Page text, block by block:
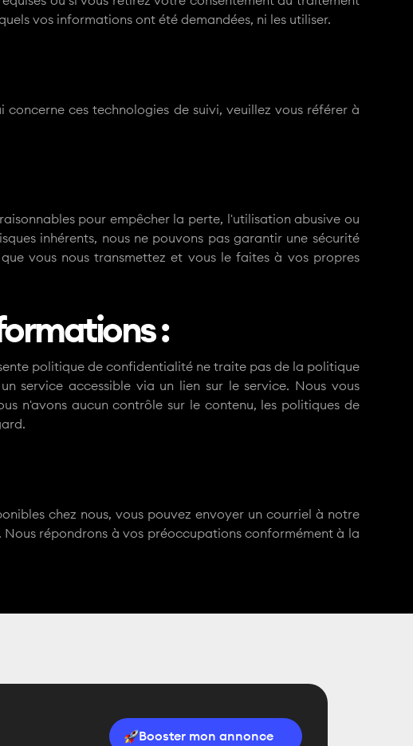
vos informations ont été demandées, ni les utiliser.
ces technologies de suivi, veuillez vous référer à
pour empêcher la perte, l'utilisation abusive ou
inhérents, nous ne pouvons pas garantir une sécurité
vous nous transmettez et vous le faites à vos propres
:
politique de confidentialité ne traite pas de la politique
service accessible via un lien sur le service. Nous vous
n'avons aucun contrôle sur le contenu, les politiques de
chez nous, vous pouvez envoyer un courriel à notre
Nous répondrons à vos préoccupations conformément à la
Booster mon annonce